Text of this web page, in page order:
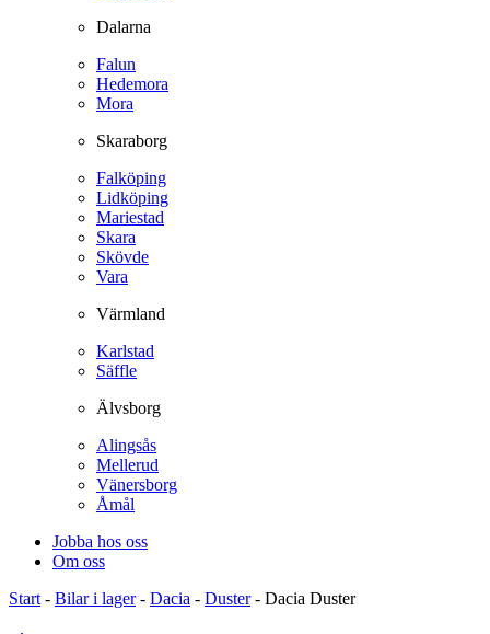
Dalarna
Falun
Hedemora
Mora
Skaraborg
Falköping
Lidköping
Mariestad
Skara
Skövde
Vara
Värmland
Karlstad
Säffle
Älvsborg
Alingsås
Mellerud
Vänersborg
Åmål
Jobba hos oss
Om oss
Start - Bilar i lager- Dacia - Duster- Dacia Duster